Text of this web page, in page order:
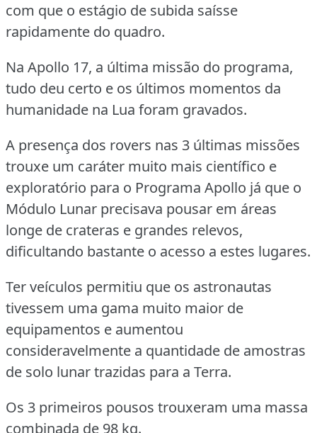
com que o estágio de subida saísse
rapidamente do quadro.
Na Apollo 17, a última missão do programa,
tudo deu certo e os últimos momentos da
humanidade na Lua foram gravados.
A presença dos rovers nas 3 últimas missões
trouxe um caráter muito mais científico e
exploratório para o Programa Apollo já que o
Módulo Lunar precisava pousar em áreas
longe de crateras e grandes relevos,
dificultando bastante o acesso a estes lugares.
Ter veículos permitiu que os astronautas
tivessem uma gama muito maior de
equipamentos e aumentou
consideravelmente a quantidade de amostras
de solo lunar trazidas para a Terra.
Os 3 primeiros pousos trouxeram uma massa
combinada de 98 kg.